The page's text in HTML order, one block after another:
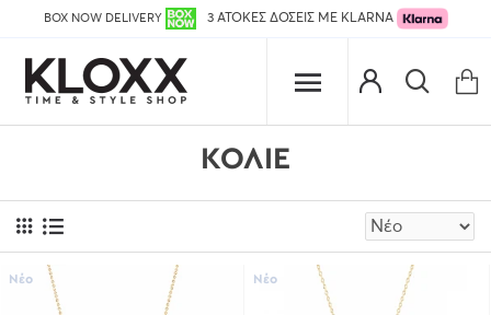
BOX NOW DELIVERY 3 ΑΤΟΚΕΣ ΔΟΣΕΙΣ ΜΕ KLARNA
ΚΟΛΙΕ
Νέο Νέο